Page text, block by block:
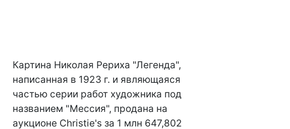
Картина Николая Рериха "Легенда",
написанная в 1923 г. и являющаяся
частью серии работ художника под
названием "Мессия", продана на
аукционе Christie's за 1 млн 647,802